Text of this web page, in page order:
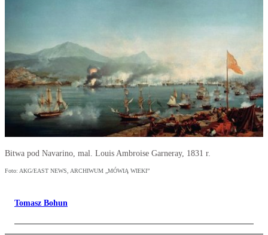
Bitwa pod Navarino, mal. Louis Ambroise Garneray, 1831 r.
Foto: AKG/EAST NEWS, ARCHIWUM „MÓWIĄ WIEKI”
Tomasz Bohun